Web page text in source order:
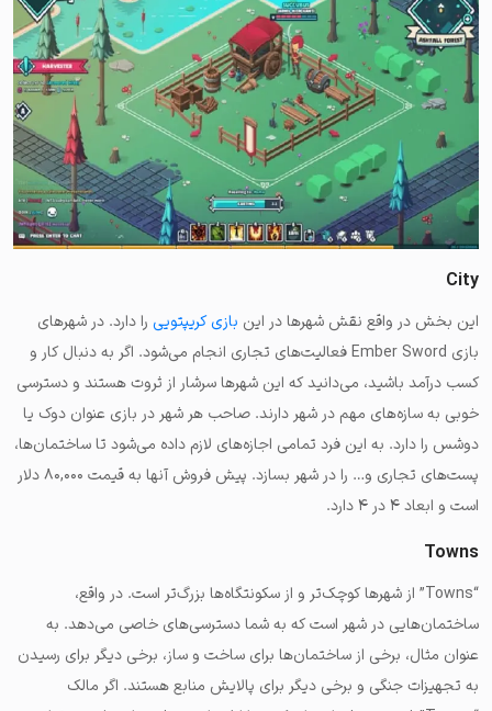
City
این بخش در واقع نقش شهرها در این بازی کریپتویی را دارد. در شهرهای
بازی Ember Sword فعالیت‌های تجاری انجام می‌شود. اگر به دنبال کار و
کسب درآمد باشید، می‌دانید که این شهرها سرشار از ثروت هستند و دسترسی
خوبی به سازه‌های مهم در شهر دارند. صاحب هر شهر در بازی عنوان دوک یا
دوشس را دارد. به این فرد تمامی اجازه‌های لازم داده می‌شود تا ساختمان‌ها،
پست‌های تجاری و… را در شهر بسازد. پیش فروش آنها به قیمت ۸۰,۰۰۰ دلار
است و ابعاد ۴ در ۴ دارد.
Towns
“Towns” از شهرها کوچک‌تر و از سکونتگاه‌ها بزرگ‌تر است. در واقع،
ساختمان‌هایی در شهر است که به شما دسترسی‌های خاصی می‌دهد. به
عنوان مثال، برخی از ساختمان‌ها برای ساخت و ساز، برخی دیگر برای رسیدن
به تجهیزات جنگی و برخی دیگر برای پالایش منابع هستند. اگر مالک